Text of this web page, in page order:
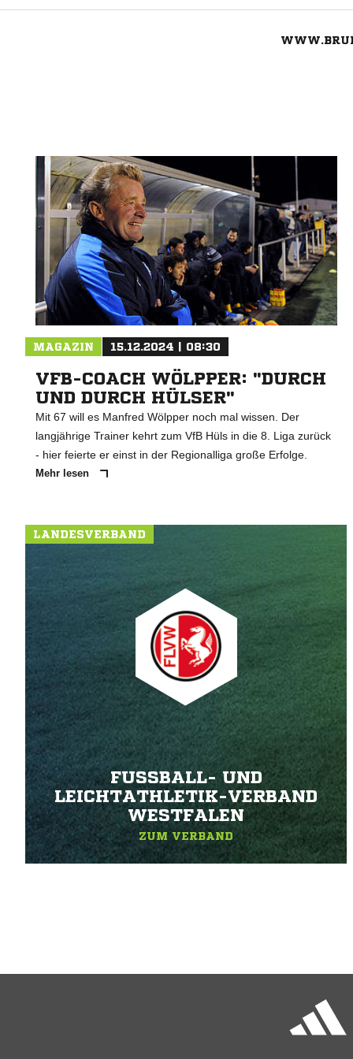
MAGAZIN 15.12.2024 | 08:30
VFB-COACH WÖLPPER: "DURCH
UND DURCH HÜLSER"
Mit 67 will es Manfred Wölpper noch mal wissen. Der
langjährige Trainer kehrt zum VfB Hüls in die 8. Liga zurück
- hier feierte er einst in der Regionalliga große Erfolge.
Mehr lesen
LANDESVERBAND
FUSSBALL- UND L
EICHTATHLETIK-VERBAND W
ESTFALEN
ZUM VERBAND